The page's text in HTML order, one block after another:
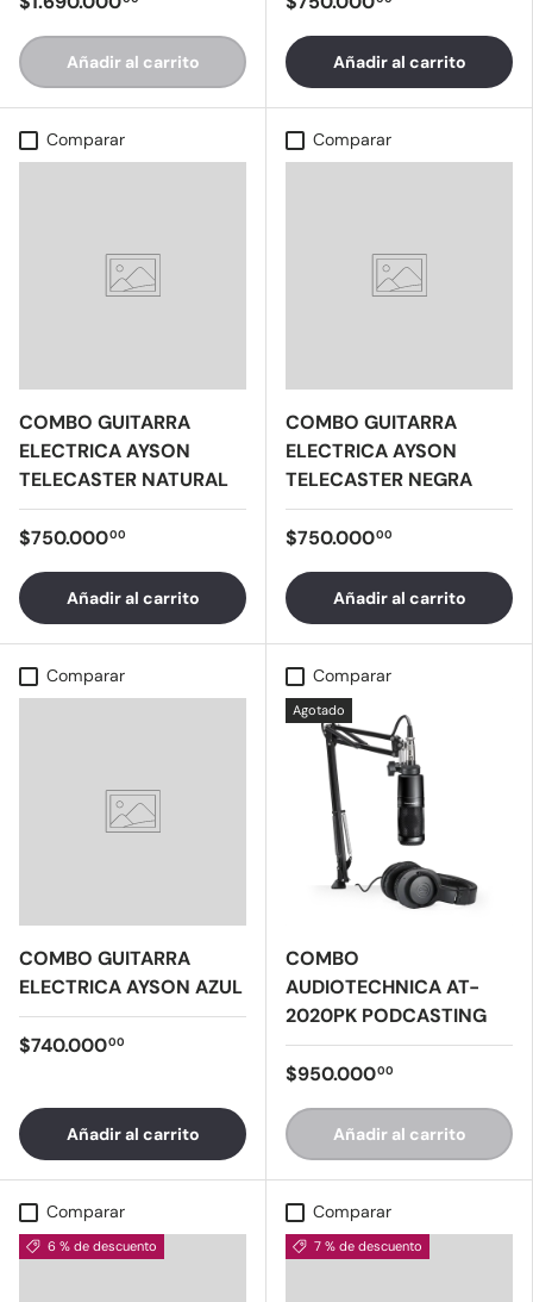
Añadir al carrito Añadir al carrito
Comparar
COMBO GUITARRA
ELECTRICA AYSON
TELECASTER NATURAL
$750.00000
Añadir al carrito
Comparar
COMBO GUITARRA
ELECTRICA AYSON
TELECASTER NEGRA
$750.00000
Añadir al carrito
Comparar
COMBO GUITARRA
ELECTRICA AYSON AZUL
$740.00000
Añadir al carrito
Comparar
Agotado
COMBO
AUDIOTECHNICA AT-
2020PK PODCASTING
$950.00000
Añadir al carrito
Comparar
6 % de descuento
Comparar
7 % de descuento